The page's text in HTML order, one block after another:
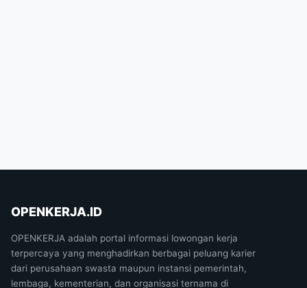
OPENKERJA.ID
OPENKERJA adalah portal informasi lowongan kerja
terpercaya yang menghadirkan berbagai peluang karier
dari perusahaan swasta maupun instansi pemerintah,
lembaga, kementerian, dan organisasi ternama di